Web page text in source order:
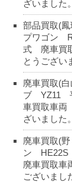
ざいまし
部品買取(
プワゴン
式 廃車買
とうござい
廃車買取(
ブ YZ11
車買取車
ざいました。
廃車買取(
ン
廃車買取車
ございまし